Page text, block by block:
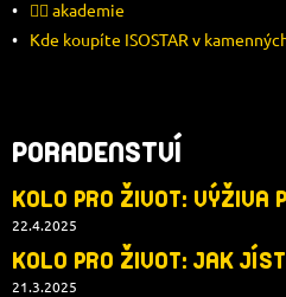
🚴‍♂️ akademie
Kde koupíte ISOSTAR v
PORADENSTVÍ
KOLO PRO ŽIVOT: VÝŽIVA
22.4.2025
KOLO PRO ŽIVOT: JAK
21.3.2025